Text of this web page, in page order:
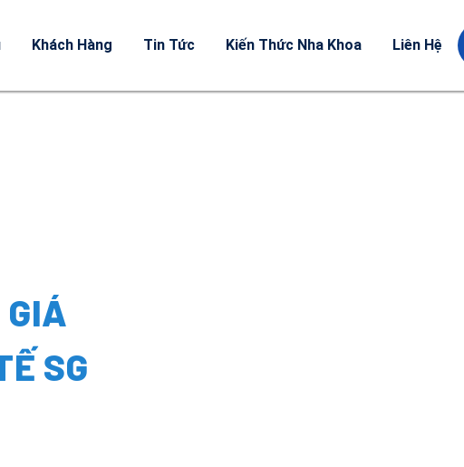
Khách Hàng Tin Tức Kiến Thức Nha Khoa Liên Hệ
GIÁ
SG